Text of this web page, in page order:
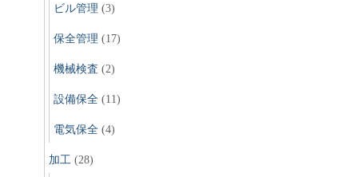
ビル管理 (3)
保全管理 (17)
機械検査 (2)
設備保全 (11)
電気保全 (4)
加工 (28)